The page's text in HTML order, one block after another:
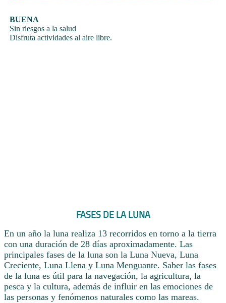
BUENA
Sin riesgos a la salud
Disfruta actividades al aire libre.
FASES DE LA LUNA
En un año la luna realiza 13 recorridos en torno a la tierra
con una duración de 28 días aproximadamente. Las
principales fases de la luna son la Luna Nueva, Luna
Creciente, Luna Llena y Luna Menguante. Saber las fases
de la luna es útil para la navegación, la agricultura, la
pesca y la cultura, además de influir en las emociones de
las personas y fenómenos naturales como las mareas.